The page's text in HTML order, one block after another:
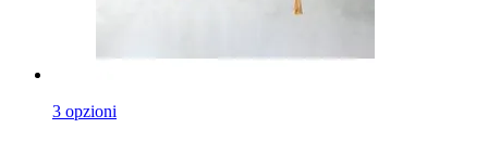
3 opzioni